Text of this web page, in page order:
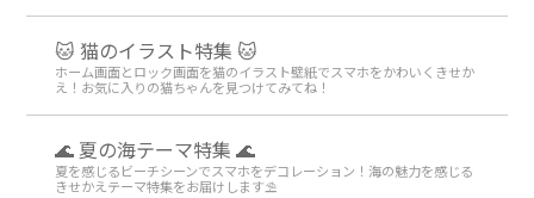
🐱 猫のイラスト特集 🐱
ホーム画面とロック画面を猫のイラスト壁紙でスマホをかわいくきせか
え！お気に入りの猫ちゃんを見つけてみてね！
🌊 夏の海テーマ特集 🌊
夏を感じるビーチシーンでスマホをデコレーション！海の魅力を感じる
きせかえテーマ特集をお届けします⛱️